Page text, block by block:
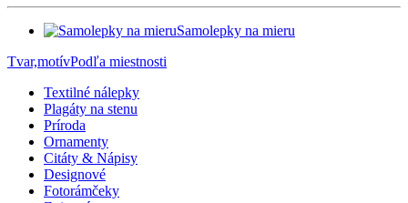
Samolepky na mieru
Tvar,motívPodľa miestnosti
Textilné nálepky
Plagáty na stenu
Príroda
Ornamenty
Citáty & Nápisy
Designové
Fotorámčeky